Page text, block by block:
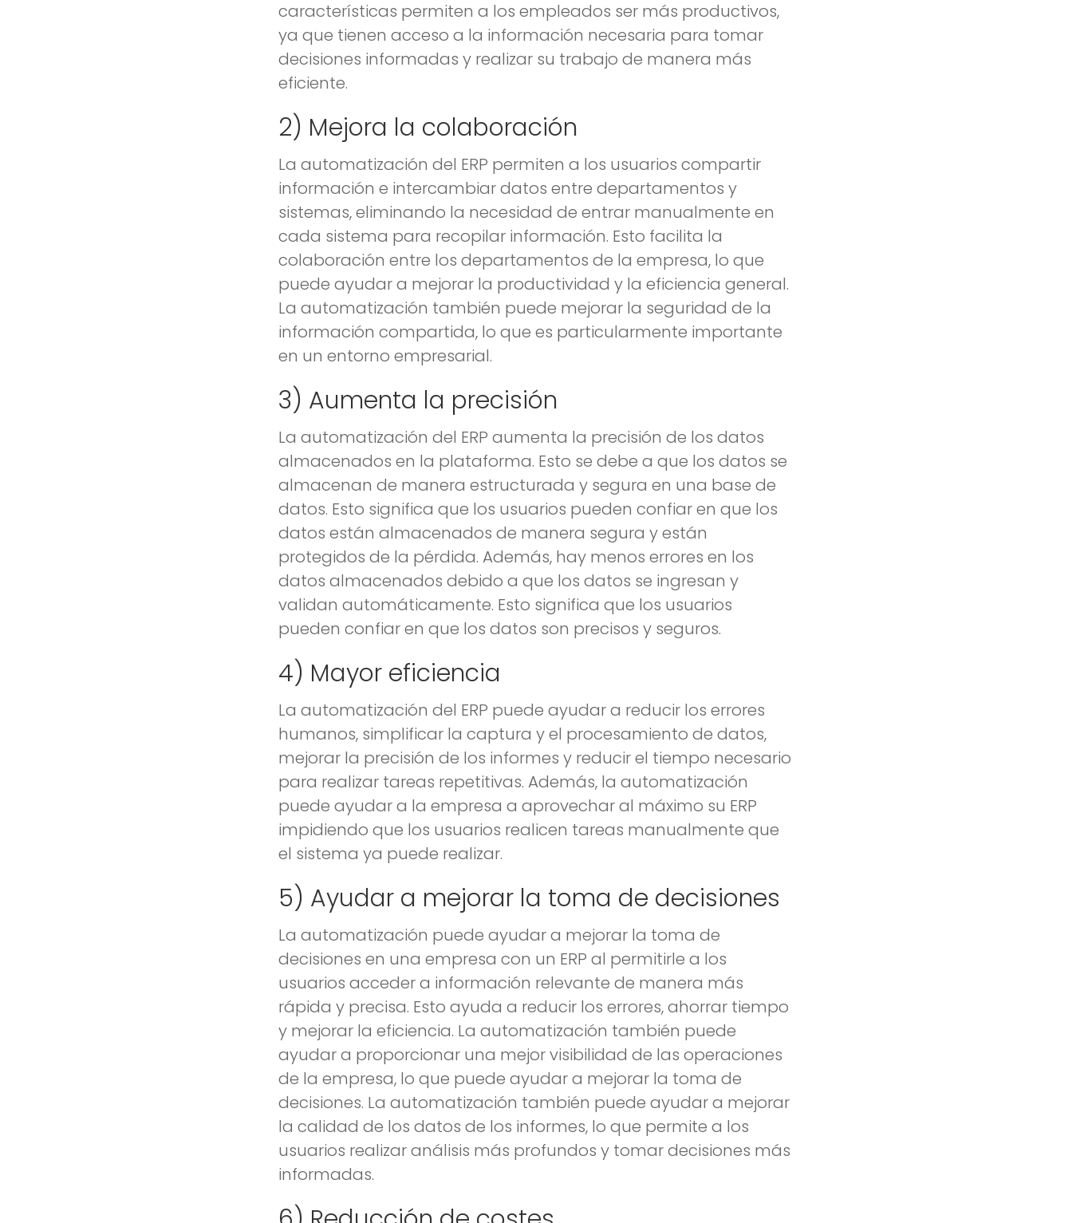
características permiten a los empleados ser más productivos,
ya que tienen acceso a la información necesaria para tomar
decisiones informadas y realizar su trabajo de manera más
eficiente.
2) Mejora la colaboración
La automatización del ERP permiten a los usuarios compartir
información e intercambiar datos entre departamentos y
sistemas, eliminando la necesidad de entrar manualmente en
cada sistema para recopilar información. Esto facilita la
colaboración entre los departamentos de la empresa, lo que
puede ayudar a mejorar la productividad y la eficiencia general.
La automatización también puede mejorar la seguridad de la
información compartida, lo que es particularmente importante
en un entorno empresarial.
3) Aumenta la precisión
La automatización del ERP aumenta la precisión de los datos
almacenados en la plataforma. Esto se debe a que los datos se
almacenan de manera estructurada y segura en una base de
datos. Esto significa que los usuarios pueden confiar en que los
datos están almacenados de manera segura y están
protegidos de la pérdida. Además, hay menos errores en los
datos almacenados debido a que los datos se ingresan y
validan automáticamente. Esto significa que los usuarios
pueden confiar en que los datos son precisos y seguros.
4) Mayor eficiencia
La automatización del ERP puede ayudar a reducir los errores
humanos, simplificar la captura y el procesamiento de datos,
mejorar la precisión de los informes y reducir el tiempo necesario
para realizar tareas repetitivas. Además, la automatización
puede ayudar a la empresa a aprovechar al máximo su ERP
impidiendo que los usuarios realicen tareas manualmente que
el sistema ya puede realizar.
5) Ayudar a mejorar la toma de decisiones
La automatización puede ayudar a mejorar la toma de
decisiones en una empresa con un ERP al permitirle a los
usuarios acceder a información relevante de manera más
rápida y precisa. Esto ayuda a reducir los errores, ahorrar tiempo
y mejorar la eficiencia. La automatización también puede
ayudar a proporcionar una mejor visibilidad de las operaciones
de la empresa, lo que puede ayudar a mejorar la toma de
decisiones. La automatización también puede ayudar a mejorar
la calidad de los datos de los informes, lo que permite a los
usuarios realizar análisis más profundos y tomar decisiones más
informadas.